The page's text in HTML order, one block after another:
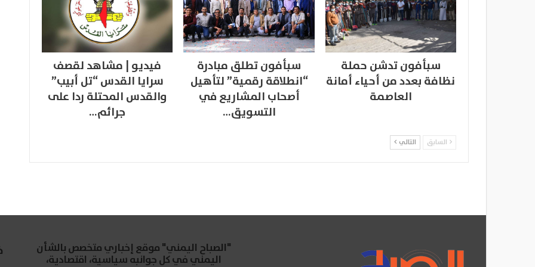
سبأفون تدشن حملة
نظافة بعدد من أحياء أمانة
العاصمة
سبأفون تطلق مبادرة
“انطلاقة رقمية” لتأهيل
أصحاب المشاريع في
التسويق…
فيديو | مشاهد لقصف
سرايا القدس “تل أبيب”
والقدس المحتلة ردا على
جرائم…
السابق التالي
"الصباح اليمني" موقع إخباري متخصص بالشأن
اليمني في كل جوانبه سياسية، اقتصادية،